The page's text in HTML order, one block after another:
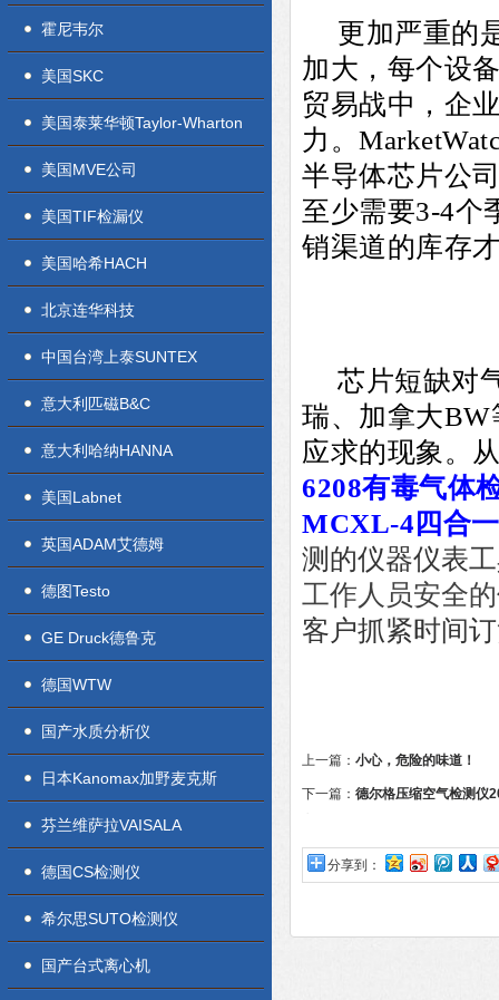
霍尼韦尔
美国SKC
美国泰莱华顿Taylor-Wharton
美国MVE公司
美国TIF检漏仪
美国哈希HACH
北京连华科技
中国台湾上泰SUNTEX
意大利匹磁B&C
意大利哈纳HANNA
美国Labnet
英国ADAM艾德姆
德图Testo
GE Druck德鲁克
德国WTW
国产水质分析仪
日本Kanomax加野麦克斯
芬兰维萨拉VAISALA
德国CS检测仪
希尔思SUTO检测仪
国产台式离心机
更加严重的
加大，每个设
贸易战中，企
力。
半导体芯片公
至少需要3-4个
销渠道的库存
芯片短缺对
瑞、加拿大
应求的现象。
6208有毒气体
MCXL-4四合
测的仪器仪表
工作人员安全
客户抓紧时间
上一篇： 小心，危险的味道！
下一篇： 德尔格压缩空气检测仪
分享到：